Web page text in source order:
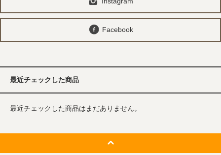
Facebook
最近チェックした商品
最近チェックした商品はまだありません。